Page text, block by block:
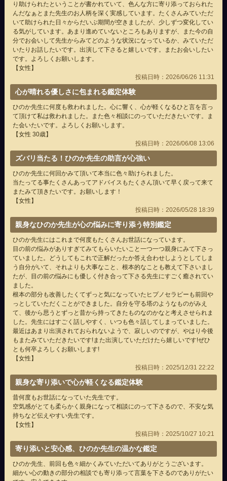
り助けられたということが書かれていて、色んな方に寄り添っておられた
んだなぁとまた先生のお人柄を深く実感しています。たくさんみていただ
いて助けられた日々からだいぶ期間が空きましたが、少しずつ変化してい
る気がしています。あまり進めていないところもありますが、また今の自
分でお会いして先生からみてどのような状況になっているか、みていただ
いたりお話したいです。出演して下さると嬉しいです。またお会いしたい
です。よろしくお願いします。
【女性】
投稿日時：2026/06/26 11:31
心が晴れる優しさに包まれる鑑定体験
ひのか先生に何度も救われました。心に響く、心が軽くなるひと言を言っ
て頂けて私は救われました。また色々相談にのっていただきたいです。ま
た会いたいです。よろしくお願いします。
【女性 30歳】
投稿日時：2026/06/08 13:06
ズバリ当たる！ひのか先生の助言が心強い
ひのか先生に何回かみて頂いて本当に色々助けられました。
当たってる事たくさんあってアドバイスもたくさん頂いて早く戻って来て
またみて頂きたいです。お願いします！
【女性】
投稿日時：2026/05/28 18:39
親身なひのか先生が心の悩みに寄り添う特別鑑定
ひのか先生にはこれまで何度もたくさんお世話になっています。
目の前の悩みがありすぎてみてもらいたいこと一つ一つ親身にみて下さっ
ていました。どうしてもこれで正解だったか答え合わせしようとしてしま
う自分がいて、それよりも大事なこと、根本的なことも教えて下さいまし
たが、目の前の悩みにも優しく付き合って下さる先生にすごく癒されてい
ました。
根本の部分も改善したくてずっと気になっていたヒプノセラピーも前回や
っとしていただくことができました。自分を守る塔のようなものがみえ
て、後から思うとずっと昔から持ってきたものなのかなと考えさせられま
した。先生にはすごく話しやすく、いつも色々話してしまっていました。
最近はあまり出演されておられないようで、寂しいのですが、やはり今後
もまたみていただきたいです!また出演していただけたら嬉しいです!ぜひ
とも何卒よろしくお願いします!
【女性】
投稿日時：2025/12/31 22:22
親身な寄り添いで心が軽くなる鑑定体験
昔何度もお世話になっていた先生です。
空気感がとても柔らかく親身になって相談にのって下さるので、不安な気
持ちなど伝えやすい先生です。
【女性】
投稿日時：2025/10/27 10:21
寄り添いと安心感、ひのか先生の温かな鑑定
ひのか先生、前回も色々細かくみていただいてありがとうございます。
細かい心の動きの部分の相談でも寄り添って言葉を下さるのでありがたい